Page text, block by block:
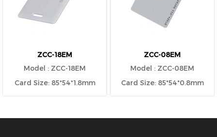
ZCC-18EM
Model : ZCC-18EM
Card Size: 85*54*1.8mm
ZCC-08EM
Model : ZCC-08EM
Card Size: 85*54*0.8mm